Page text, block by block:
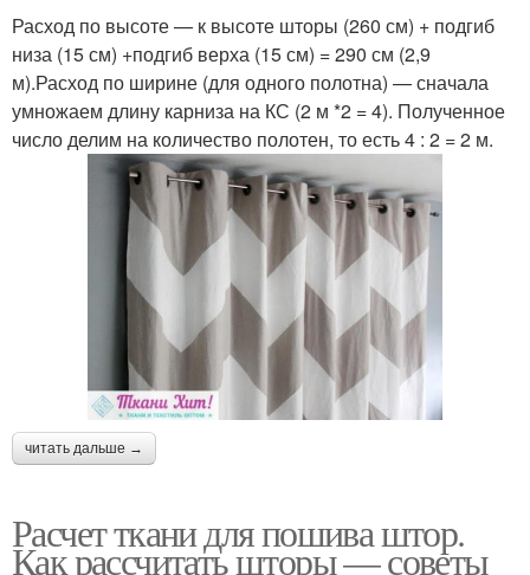
Расход по высоте — к высоте шторы (260 см) + подгиб
низа (15 см) +подгиб верха (15 см) = 290 см (2,9
м).Расход по ширине (для одного полотна) — сначала
умножаем длину карниза на КС (2 м *2 = 4). Полученное
число делим на количество полотен, то есть 4 : 2 = 2 м.
читать дальше →
Расчет ткани для пошива штор.
Как рассчитать шторы — советы